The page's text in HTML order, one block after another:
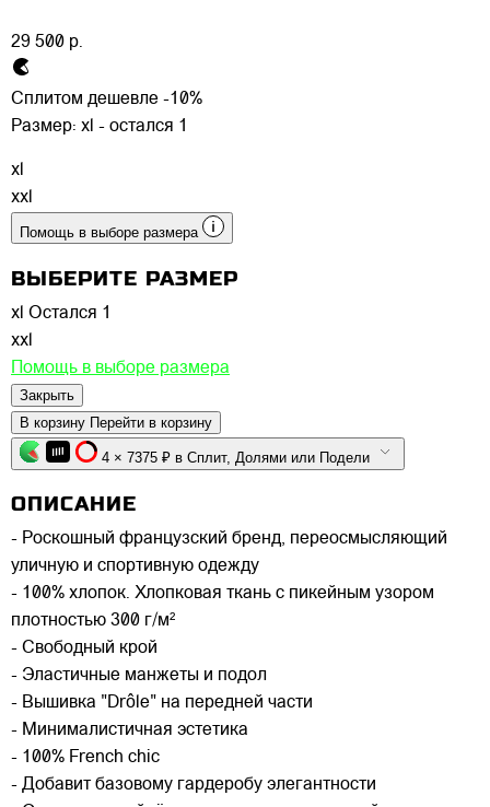
29 500 р.
Сплитом дешевле -10%
Размер: xl - остался 1
xl
xxl
Помощь в выборе размера
ВЫБЕРИТЕ РАЗМЕР
xl Остался 1
xxl
Помощь в выборе размера
Закрыть
В корзину Перейти в корзину
4 × 7375 ₽ в Сплит, Долями или Подели
ОПИСАНИЕ
- Роскошный французский бренд, переосмысляющий
уличную и спортивную одежду
- 100% хлопок. Хлопковая ткань с пикейным узором
плотностью 300 г/м²
- Свободный крой
- Эластичные манжеты и подол
- Вышивка "Drôle" на передней части
- Минималистичная эстетика
- 100% French chic
- Добавит базовому гардеробу элегантности